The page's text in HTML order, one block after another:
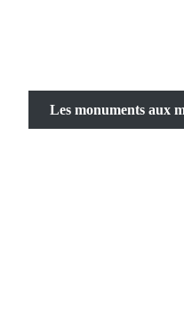
Les monuments aux